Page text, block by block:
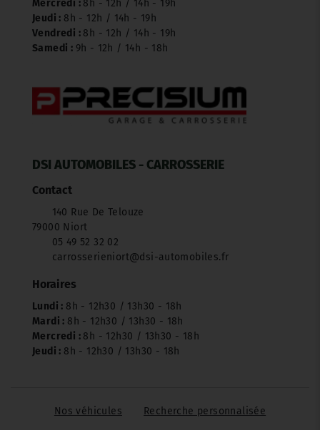
Mercredi : 8h - 12h / 14h - 19h
Jeudi : 8h - 12h / 14h - 19h
Vendredi : 8h - 12h / 14h - 19h
Samedi : 9h - 12h / 14h - 18h
DSI AUTOMOBILES - CARROSSERIE
Contact
140 Rue De Telouze
79000 Niort
05 49 52 32 02
carrosserieniort@dsi-automobiles.fr
Horaires
Lundi : 8h - 12h30 / 13h30 - 18h
Mardi : 8h - 12h30 / 13h30 - 18h
Mercredi : 8h - 12h30 / 13h30 - 18h
Jeudi : 8h - 12h30 / 13h30 - 18h
Nos véhicules Recherche personnalisée